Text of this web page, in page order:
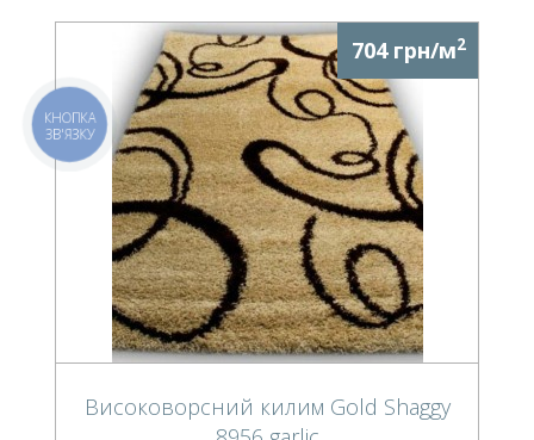
704 грн/м2
Високоворсний килим Gold Shaggy
КНОПКА
ЗВ'ЯЗКУ